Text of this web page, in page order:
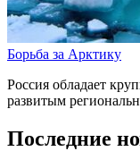
Борьба за Арктику
Россия обладает
развитым
Последние